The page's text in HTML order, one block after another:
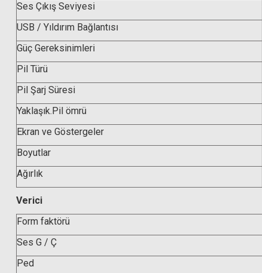
Ses Çıkış Seviyesi
USB / Yıldırım Bağlantısı
Güç Gereksinimleri
Pil Türü
Pil Şarj Süresi
Yaklaşık.Pil ömrü
Ekran ve Göstergeler
Boyutlar
Ağırlık
Verici
Form faktörü
Ses G / Ç
Ped